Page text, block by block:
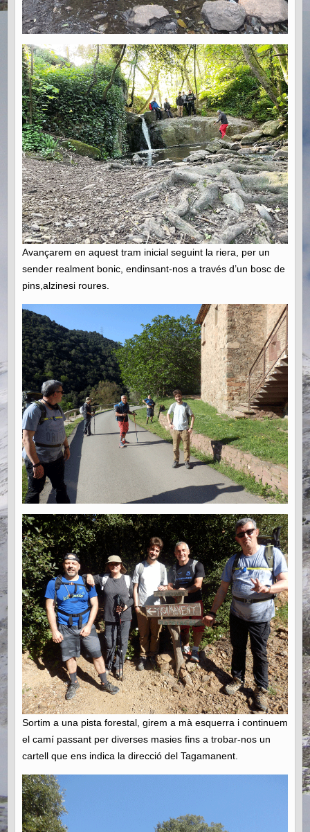
Avançarem en aquest tram inicial seguint la riera, per un
sender realment bonic, endinsant-nos a través d’un bosc de
pins,alzinesi roures.
Sortim a una pista forestal, girem a mà esquerra i continuem
el camí passant per diverses masies fins a trobar-nos un
cartell que ens indica la direcció del Tagamanent.